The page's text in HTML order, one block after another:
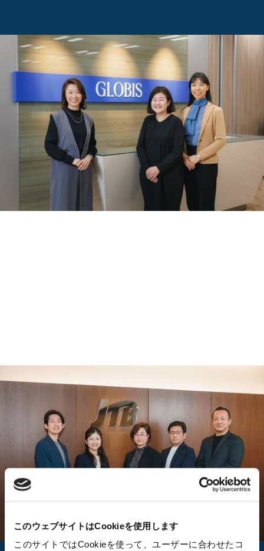
このウェブサイトはCookieを使用します
このサイトではCookieを使って、ユーザーに合わせたコ